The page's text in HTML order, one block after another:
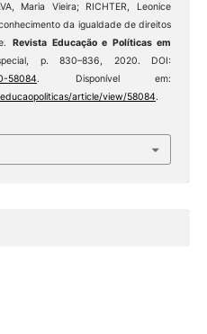
Maria Vieira; RICHTER, Leonice
da igualdade de direitos
Revista Educação e Políticas em
p. 830–836, 2020. DOI:
58084. Disponível em:
article/view/58084.